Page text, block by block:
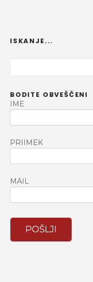
ISKANJE...
iBODITE OBVEŠČENI
IME
PRIIMEK
MAIL
POŠLJI